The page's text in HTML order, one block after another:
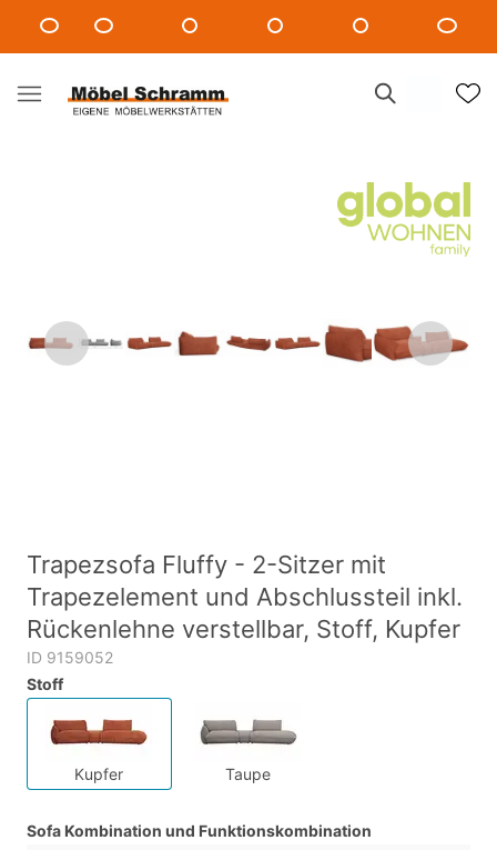
Trapezsofa Fluffy - 2-Sitzer mit
Trapezelement und Abschlussteil inkl.
Rückenlehne verstellbar, Stoff, Kupfer
ID 9159052
Stoff
Kupfer Taupe
Sofa Kombination und Funktionskombination